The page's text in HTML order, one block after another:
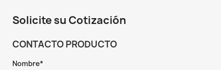
Solicite su Cotización
CONTACTO PRODUCTO
Nombre*